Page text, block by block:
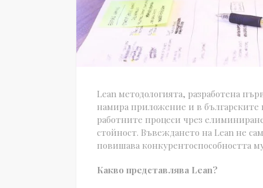
Lean методологията, разработена
намира приложение и в
работните процеси чрез
стойност. Въвеждането на Lean не
повишава конкурентоспособността
Какво представлява Lean?